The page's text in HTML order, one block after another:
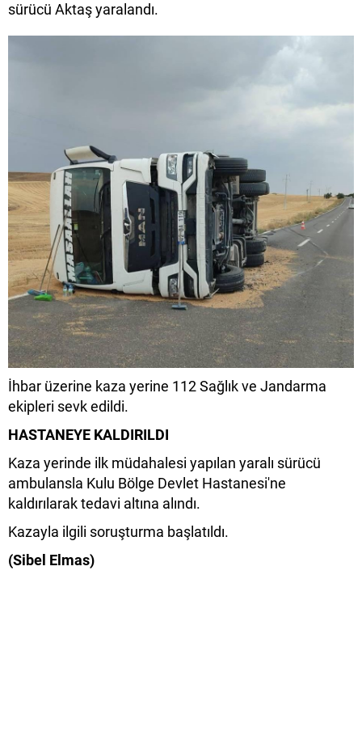
sürücü Aktaş yaralandı.
İhbar üzerine kaza yerine 112 Sağlık ve Jandarma
ekipleri sevk edildi.
HASTANEYE KALDIRILDI
Kaza yerinde ilk müdahalesi yapılan yaralı sürücü
ambulansla Kulu Bölge Devlet Hastanesi'ne
kaldırılarak tedavi altına alındı.
Kazayla ilgili soruşturma başlatıldı.
(Sibel Elmas)